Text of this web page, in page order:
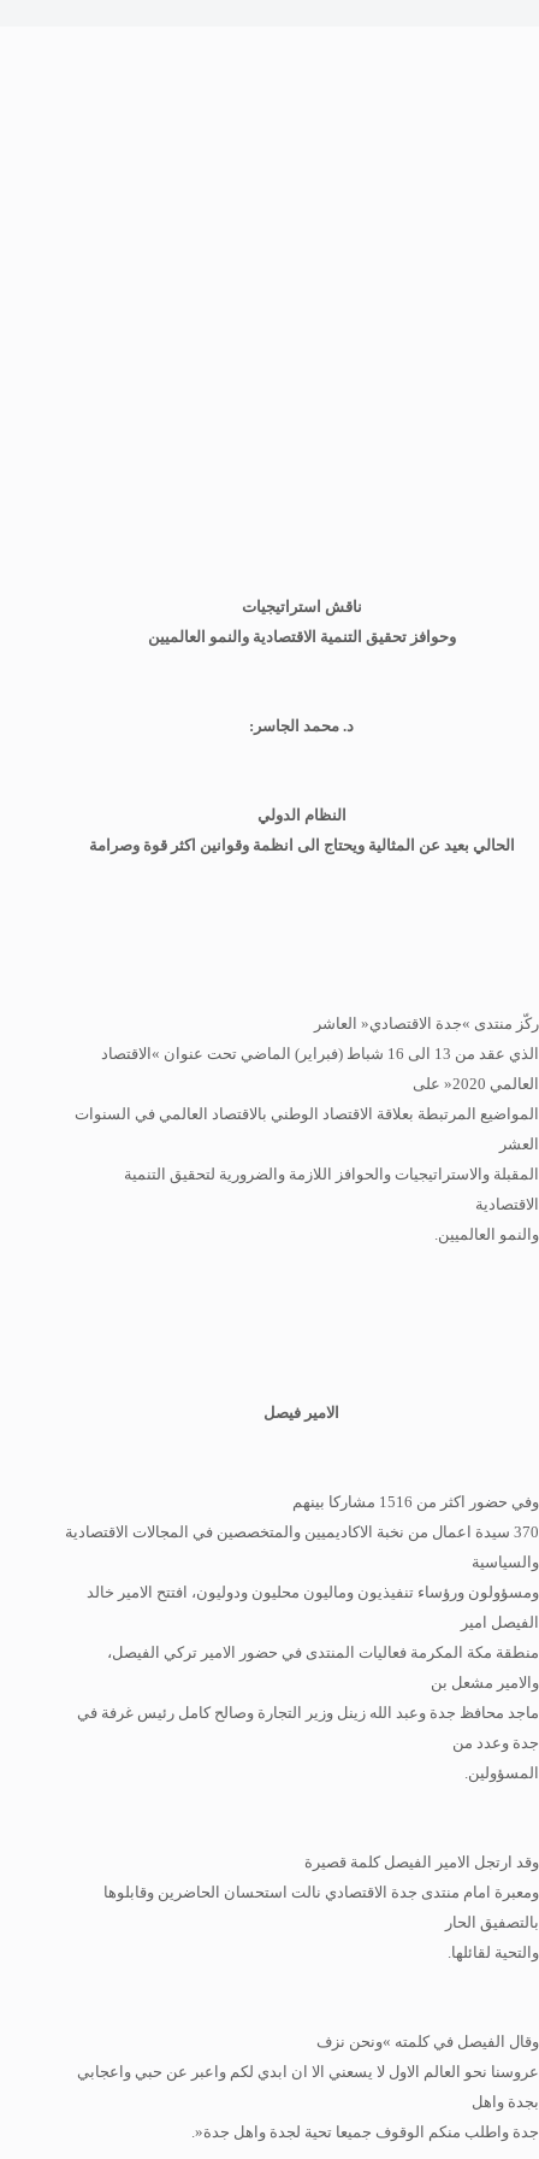
ناقش استراتيجيات
وحوافز تحقيق التنمية الاقتصادية والنمو العالميين
د. محمد الجاسر:
النظام الدولي
الحالي بعيد عن المثالية ويحتاج الى انظمة وقوانين اكثر قوة وصرامة
ركّز منتدى »جدة الاقتصادي« العاشر
الذي عقد من 13 الى 16 شباط (فبراير) الماضي تحت عنوان »الاقتصاد
العالمي 2020« على
المواضيع المرتبطة بعلاقة الاقتصاد الوطني بالاقتصاد العالمي في السنوات
العشر
المقبلة والاستراتيجيات والحوافز اللازمة والضرورية لتحقيق التنمية
الاقتصادية
والنمو العالميين.
الامير فيصل
وفي حضور اكثر من 1516 مشاركا بينهم
370 سيدة اعمال من نخبة الاكاديميين والمتخصصين في المجالات الاقتصادية
والسياسية
ومسؤولون ورؤساء تنفيذيون وماليون محليون ودوليون، افتتح الامير خالد
الفيصل امير
منطقة مكة المكرمة فعاليات المنتدى في حضور الامير تركي الفيصل،
والامير مشعل بن
ماجد محافظ جدة وعبد الله زينل وزير التجارة وصالح كامل رئيس غرفة في
جدة وعدد من
المسؤولين.
وقد ارتجل الامير الفيصل كلمة قصيرة
ومعبرة امام منتدى جدة الاقتصادي نالت استحسان الحاضرين وقابلوها
بالتصفيق الحار
والتحية لقائلها.
وقال الفيصل في كلمته »ونحن نزف
عروسنا نحو العالم الاول لا يسعني الا ان ابدي لكم واعبر عن حبي واعجابي
بجدة واهل
جدة واطلب منكم الوقوف جميعا تحية لجدة واهل جدة«.